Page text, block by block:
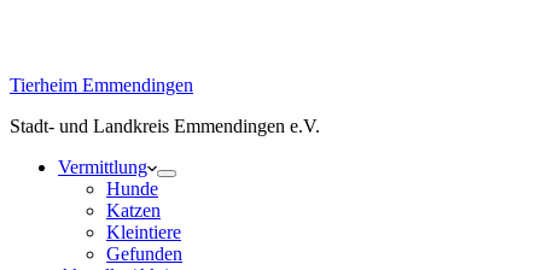
Tierheim Emmendingen
Stadt- und Landkreis Emmendingen e.V.
Vermittlung
Hunde
Katzen
Kleintiere
Gefunden